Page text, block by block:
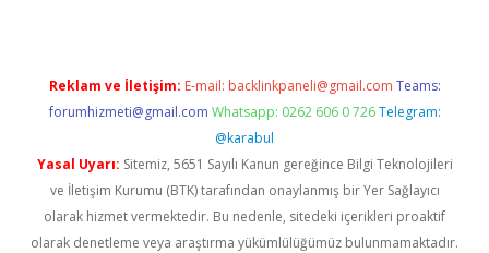
Reklam ve İletişim: E-mail: backlinkpaneli@gmail.com Teams:
forumhizmeti@gmail.com Whatsapp: 0262 606 0 726 Telegram:
@karabul
Yasal Uyarı: Sitemiz, 5651 Sayılı Kanun gereğince Bilgi Teknolojileri
ve İletişim Kurumu (BTK) tarafından onaylanmış bir Yer Sağlayıcı
olarak hizmet vermektedir. Bu nedenle, sitedeki içerikleri proaktif
olarak denetleme veya araştırma yükümlülüğümüz bulunmamaktadır.